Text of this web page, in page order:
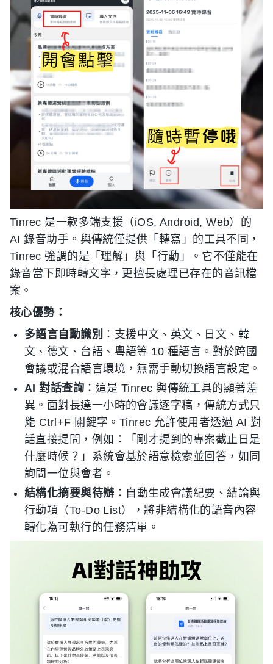
Tinrec 是一款多端支援（iOS, Android, Web）的
AI 錄音助手。與傳統僅提供「轉寫」的工具不同，
Tinrec 強調的是「理解」與「行動」。它不僅能在
錄音當下即時轉文字，更擅長處理已存在的音訊檔
案。
核心優勢：
多語言自動識別 ：支援中文、英文、日文、韓
文、德文、台語、粵語等 10 種語言。對於跨國
會議或混合語言環境，無需手動切換語言設定。
AI 對話查詢 ：這是 Tinrec 與傳統工具的顯著差
異。面對長達一小時的會議逐字稿，傳統方式只
能 Ctrl+F 關鍵字。Tinrec 允許使用者透過 AI 對
話直接提問，例如：「剛才提到的專案截止日是
什麼時候？」系統會基於語意檢索並回答，如同
詢問一位與會者。
結構化摘要與待辦 ：自動生成會議紀要、結論與
行動項（To-Do List），將非結構化的語音內容
轉化為可執行的任務清單。